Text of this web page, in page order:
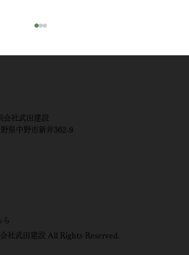
イベントを開催しまし
新築】
会社武田建設
県中野市新井362-9
ら
社武田建設 All Rights Reserved.